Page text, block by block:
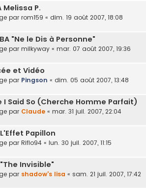
Melissa P.
par rom159 « dim. 19 août 2007, 18:08
"Ne le Dis à Personne"
par milkyway « mar. 07 août 2007, 19:36
et Vidéo
par Pingson « dim. 05 août 2007, 13:48
I Said So (Cherche Homme Parfait)
par Claude « mar. 31 juil. 2007, 22:04
Papillon
par Riflo94 « lun. 30 juil. 2007, 11:15
Invisible"
par shadow's lisa « sam. 21 juil. 2007, 17:42